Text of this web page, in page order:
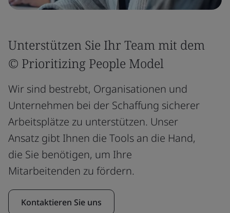
Unterstützen Sie Ihr Team mit dem
© Prioritizing People Model
Wir sind bestrebt, Organisationen und
Unternehmen bei der Schaffung sicherer
Arbeitsplätze zu unterstützen. Unser
Ansatz gibt Ihnen die Tools an die Hand,
die Sie benötigen, um Ihre
Mitarbeitenden zu fördern.
Kontaktieren Sie uns